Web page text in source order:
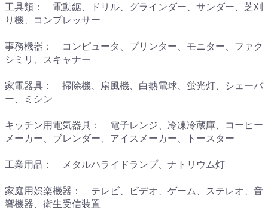
工具類： 電動鋸、ドリル、グラインダー、サンダー、芝刈
り機、コンプレッサー
事務機器： コンピュータ、プリンター、モニター、ファク
シミリ、スキャナー
家電器具： 掃除機、扇風機、白熱電球、蛍光灯、シェーバ
ー、ミシン
キッチン用電気器具： 電子レンジ、冷凍冷蔵庫、コーヒー
メーカー、ブレンダー、アイスメーカー、トースター
工業用品： メタルハライドランプ、ナトリウム灯
家庭用娯楽機器： テレビ、ビデオ、ゲーム、ステレオ、音
響機器、衛生受信装置